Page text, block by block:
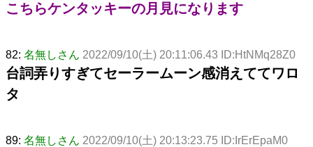
こちらケンタッキーの月見になります
82: 名無しさん 2022/09/10(土) 20:11:06.43 ID:HtNMq28Z0
台詞弄りすぎてセーラームーン感消えててワロ
タ
89: 名無しさん 2022/09/10(土) 20:13:23.75 ID:IrErEpaM0